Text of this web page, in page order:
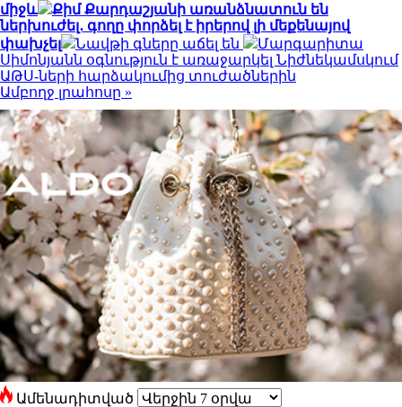
միջև
Քիմ Քարդաշյանի առանձնատուն են
ներխուժել․ գողը փորձել է իրերով լի մեքենայով
փախչել
Նավթի գները աճել են
Մարգարիտա
Սիմոնյանն օգնություն է առաջարկել Նիժնեկամսկում
ԱԹՍ-ների հարձակումից տուժածներին
Ամբողջ լրահոսը »
Ամենադիտված